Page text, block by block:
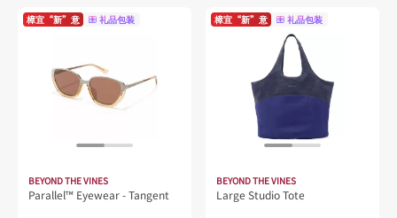
樟宜“新”意 礼品包装
BEYOND THE VINES
Parallel™ Eyewear - Tangent
樟宜“新”意 礼品包装
BEYOND THE VINES
Large Studio Tote